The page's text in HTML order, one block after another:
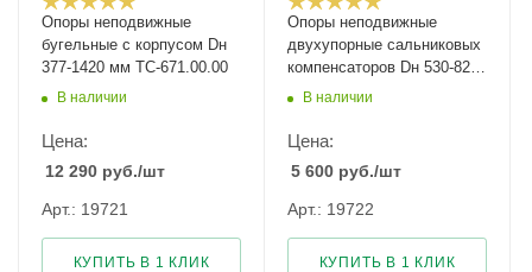
Опоры неподвижные
бугельные с корпусом Dн
377-1420 мм ТС-671.00.00
В наличии
Цена:
12 290 руб./шт
Арт.: 19721
КУПИТЬ В 1 КЛИК
Опоры неподвижные
двухупорные сальниковых
компенсаторов Dн 530-820
мм ТС-665.00.00
В наличии
Цена:
5 600 руб./шт
Арт.: 19722
КУПИТЬ В 1 КЛИК